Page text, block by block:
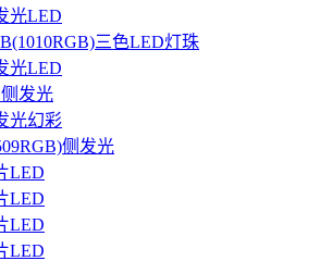
光LED
三色LED灯珠
光LED
发光
光幻彩
侧发光
LED
LED
LED
LED